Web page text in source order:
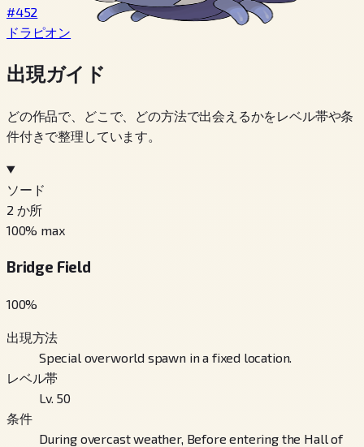
#452
ドラピオン
出現ガイド
どの作品で、どこで、どの方法で出会えるかをレベル帯や条
件付きで整理しています。
ソード
2 か所
100% max
Bridge Field
100%
出現方法
Special overworld spawn in a fixed location.
レベル帯
Lv. 50
条件
During overcast weather, Before entering the Hall of